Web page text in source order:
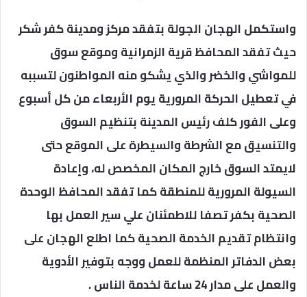
واستكمل الهجان الجولة بتفقد مركز ومدينة كفر شكر
حيث تفقد المحافظ قرية الزمرانية وموقع سوق
للمواشي والخضر والذي يشكو منه المواطنون لتسببه
في تعطيل الحركة المرورية يوم الأربعاء من كل أسبوع
وعلى الفور كلف رئيس المدينة بتنظيم السوق
والتنسيق مع الشرطة والسيطرة على الموقع حتى
لايمتد السوق خارج المكان المخصص له، وإعادة
السيولة المرورية للمنطقة كما تفقد المحافظ الوحدة
الصحية بكفر تصفا للاطمئنان علي سير العمل بها
وانتظام تقديم الخدمة الصحية كما اطلع الهجان على
بعض الدفاتر المنظمة للعمل ووجه بتوفير الأدوية
والعمل على مدار 24 ساعة لخدمة الناس .